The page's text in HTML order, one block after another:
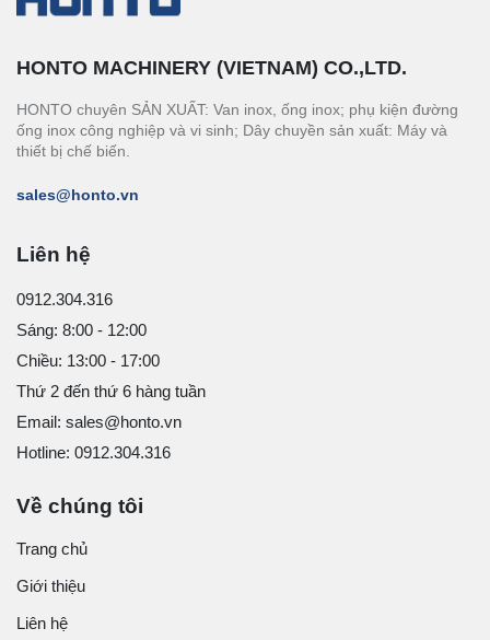
HONTO MACHINERY (VIETNAM) CO.,LTD.
HONTO chuyên SẢN XUẤT: Van inox, ống inox; phụ kiện đường
ống inox công nghiệp và vi sinh; Dây chuyền sản xuất: Máy và
thiết bị chế biến.
sales@honto.vn
Liên hệ
0912.304.316
Sáng: 8:00 - 12:00
Chiều: 13:00 - 17:00
Thứ 2 đến thứ 6 hàng tuần
Email: sales@honto.vn
Hotline: 0912.304.316
Về chúng tôi
Trang chủ
Giới thiệu
Liên hệ